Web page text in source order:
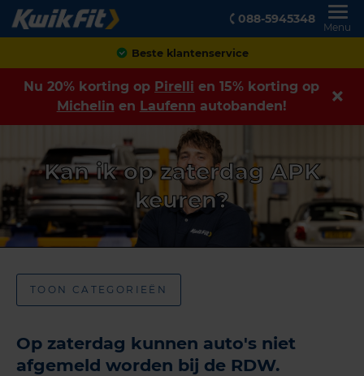
088-5945348
Menu
Beste klantenservice
Nu 20% korting op Pirelli en 15% korting op
Michelin en Laufenn autobanden!
Kan ik op zaterdag APK
keuren?
TOON CATEGORIEËN
Op zaterdag kunnen auto's niet
afgemeld worden bij de RDW.